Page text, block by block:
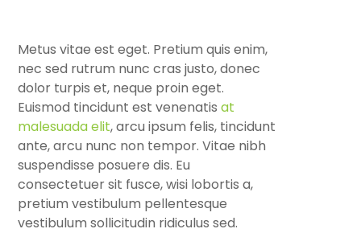
Metus vitae est eget. Pretium quis enim,
nec sed rutrum nunc cras justo, donec
dolor turpis et, neque proin eget.
Euismod tincidunt est venenatisat
malesuada elit, arcu ipsum felis, tincidunt
ante, arcu nunc non tempor. Vitae nibh
suspendisse posuere dis. Eu
consectetuer sit fusce, wisi lobortis a,
pretium vestibulum pellentesque
vestibulum sollicitudin ridiculus sed.